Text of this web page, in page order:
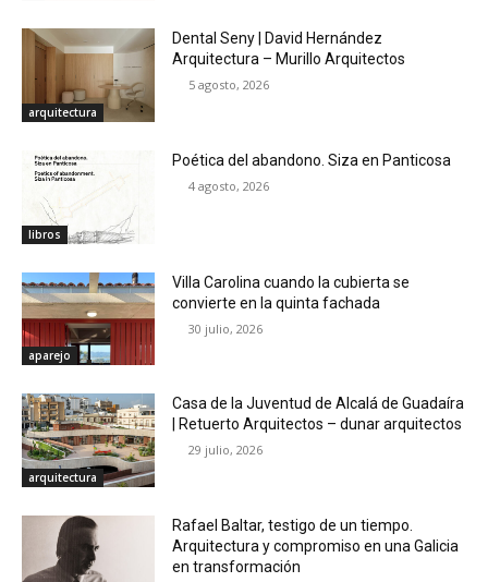
arquitectura
Dental Seny | David Hernández
Arquitectura – Murillo Arquitectos
5 agosto, 2026
libros
Poética del abandono. Siza en Panticosa
4 agosto, 2026
aparejo
Villa Carolina cuando la cubierta se
convierte en la quinta fachada
30 julio, 2026
arquitectura
Casa de la Juventud de Alcalá de Guadaíra
| Retuerto Arquitectos – dunar arquitectos
29 julio, 2026
Rafael Baltar, testigo de un tiempo.
Arquitectura y compromiso en una Galicia
en transformación